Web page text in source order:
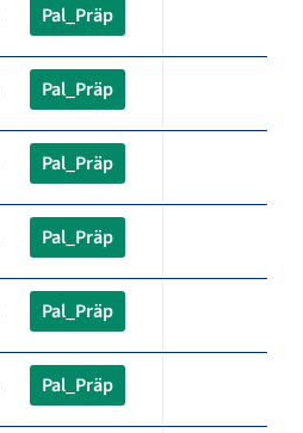
Pal_Präp
Pal_Präp
Pal_Präp
Pal_Präp
Pal_Präp
Pal_Präp